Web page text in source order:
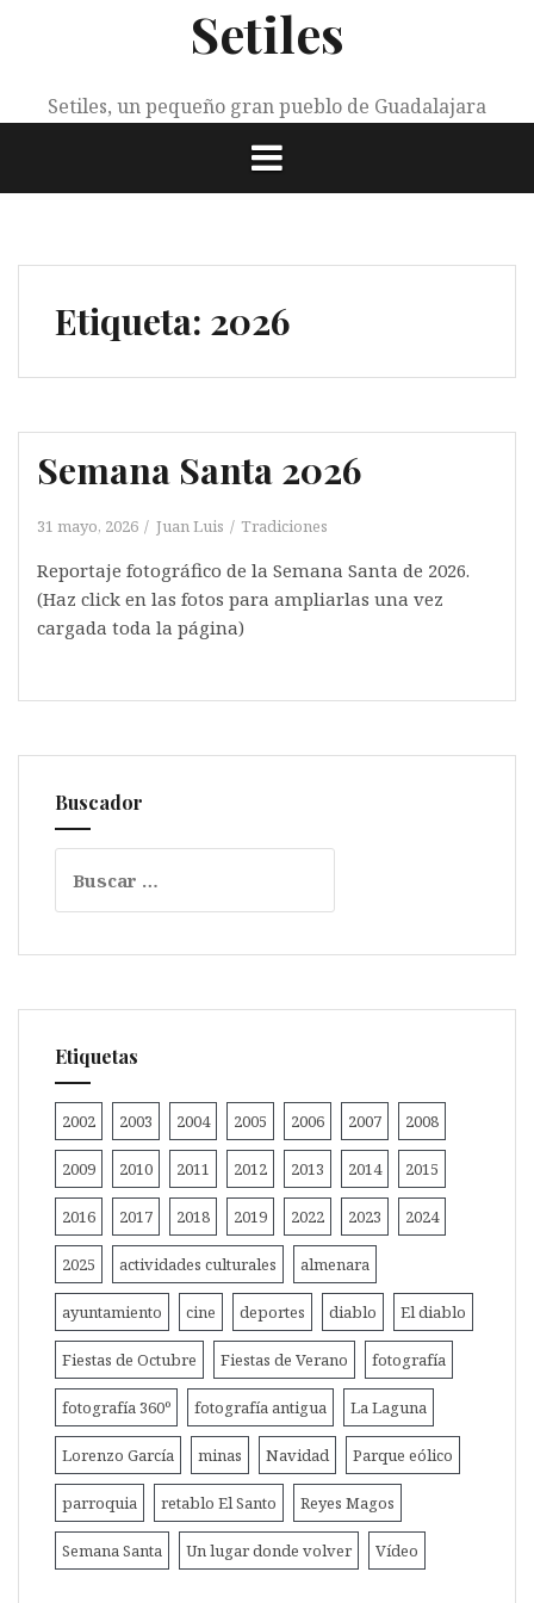
Setiles
Setiles, un pequeño gran pueblo de Guadalajara
Etiqueta: 2026
Semana Santa 2026
31 mayo, 2026 Juan Luis Tradiciones
Reportaje fotográfico de la Semana Santa de 2026.
(Haz click en las fotos para ampliarlas una vez
cargada toda la página)
Buscador
Etiquetas
2002 2003 2004 2005 2006 2007 2008
2009 2010 2011 2012 2013 2014 2015
2016 2017 2018 2019 2022 2023 2024
2025 actividades culturales almenara
ayuntamiento cine deportes diablo El diablo
Fiestas de Octubre Fiestas de Verano fotografía
fotografía 360º fotografía antigua La Laguna
Lorenzo García minas Navidad Parque eólico
parroquia retablo El Santo Reyes Magos
Semana Santa Un lugar donde volver Vídeo